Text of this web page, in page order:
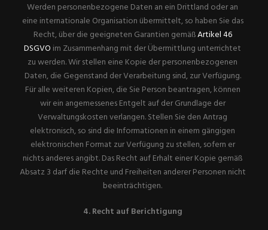
Werden personenbezogene Daten an ein Drittland oder an
eine internationale Organisation übermittelt, so haben Sie das
Recht, über die geeigneten Garantien gemäßArtikel 46
DSGVO im Zusammenhang mit der Übermittlung unterrichtet
zu werden. Wir stellen eine Kopie der personenbezogenen
Daten, die Gegenstand der Verarbeitung sind, zur Verfügung.
Für alle weiteren Kopien, die Sie Person beantragen, können
wir ein angemessenes Entgelt auf der Grundlage der
Verwaltungskosten verlangen. Stellen Sie den Antrag
elektronisch, so sind die Informationen in einem gängigen
elektronischen Format zur Verfügung zu stellen, sofern er
nichts anderes angibt. Das Recht auf Erhalt einer Kopie gemäß
Absatz 3 darf die Rechte und Freiheiten anderer Personen nicht
beeinträchtigen.
4. Recht auf Berichtigung